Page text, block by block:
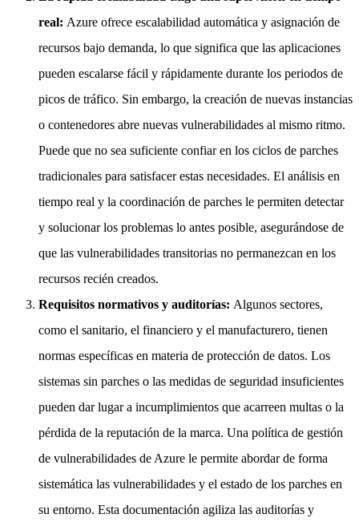
real: Azure ofrece escalabilidad automática y asignación de
recursos bajo demanda, lo que significa que las aplicaciones
pueden escalarse fácil y rápidamente durante los periodos de
picos de tráfico. Sin embargo, la creación de nuevas instancias
o contenedores abre nuevas vulnerabilidades al mismo ritmo.
Puede que no sea suficiente confiar en los ciclos de parches
tradicionales para satisfacer estas necesidades. El análisis en
tiempo real y la coordinación de parches le permiten detectar
y solucionar los problemas lo antes posible, asegurándose de
que las vulnerabilidades transitorias no permanezcan en los
recursos recién creados.
Requisitos normativos y auditorías: Algunos sectores,
como el sanitario, el financiero y el manufacturero, tienen
normas específicas en materia de protección de datos. Los
sistemas sin parches o las medidas de seguridad insuficientes
pueden dar lugar a incumplimientos que acarreen multas o la
pérdida de la reputación de la marca. Una política de gestión
de vulnerabilidades de Azure le permite abordar de forma
sistemática las vulnerabilidades y el estado de los parches en
su entorno. Esta documentación agiliza las auditorías y